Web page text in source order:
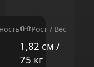
Рост / Вес
1,82 см /
75 кг